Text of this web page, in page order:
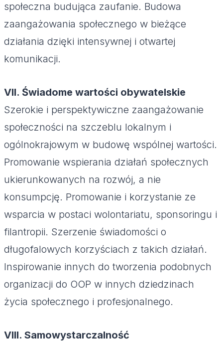
społeczna budująca zaufanie. Budowa
zaangażowania społecznego w bieżące
działania dzięki intensywnej i otwartej
komunikacji.
VII. Świadome wartości obywatelskie
Szerokie i perspektywiczne zaangażowanie
społeczności na szczeblu lokalnym i
ogólnokrajowym w budowę wspólnej wartości.
Promowanie wspierania działań społecznych
ukierunkowanych na rozwój, a nie
konsumpcję. Promowanie i korzystanie ze
wsparcia w postaci wolontariatu, sponsoringu i
filantropii. Szerzenie świadomości o
długofalowych korzyściach z takich działań.
Inspirowanie innych do tworzenia podobnych
organizacji do OOP w innych dziedzinach
życia społecznego i profesjonalnego.
VIII. Samowystarczalność